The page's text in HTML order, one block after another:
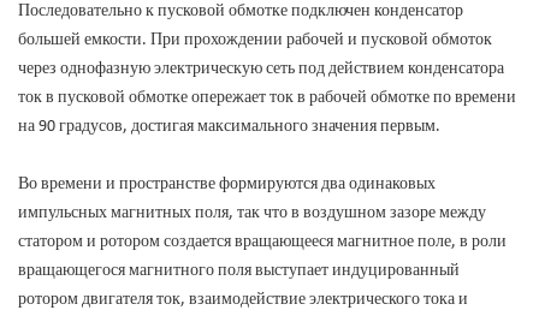
Последовательно к пусковой обмотке подключен конденсатор
большей емкости. При прохождении рабочей и пусковой обмоток
через однофазную электрическую сеть под действием конденсатора
ток в пусковой обмотке опережает ток в рабочей обмотке по времени
на 90 градусов, достигая максимального значения первым.
Во времени и пространстве формируются два одинаковых
импульсных магнитных поля, так что в воздушном зазоре между
статором и ротором создается вращающееся магнитное поле, в роли
вращающегося магнитного поля выступает индуцированный
ротором двигателя ток, взаимодействие электрического тока и